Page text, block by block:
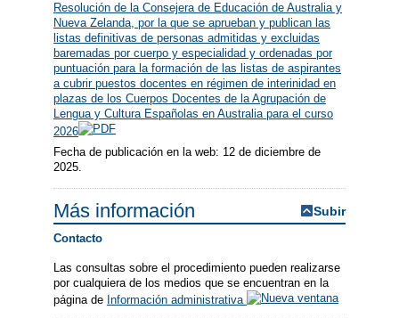
Resolución de la Consejera de Educación de Australia y
Nueva Zelanda, por la que se aprueban y publican las
listas definitivas de personas admitidas y excluidas
baremadas por cuerpo y especialidad y ordenadas por
puntuación para la formación de las listas de aspirantes
a cubrir puestos docentes en régimen de interinidad en
plazas de los Cuerpos Docentes de la Agrupación de
Lengua y Cultura Españolas en Australia para el curso
2026
Fecha de publicación en la web: 12 de diciembre de
2025.
Más información Subir
Contacto
Las consultas sobre el procedimiento pueden realizarse
por cualquiera de los medios que se encuentran en la
página de Información administrativa